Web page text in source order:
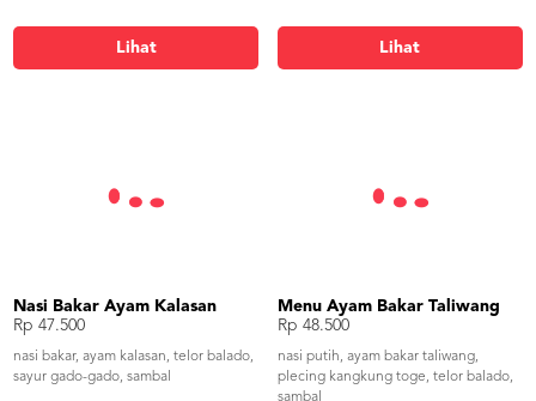
Lihat Lihat
Nasi Bakar Ayam Kalasan
Rp 47.500
nasi bakar, ayam kalasan, telor balado,
sayur gado-gado, sambal
Menu Ayam Bakar Taliwang
Rp 48.500
nasi putih, ayam bakar taliwang,
plecing kangkung toge, telor balado,
sambal